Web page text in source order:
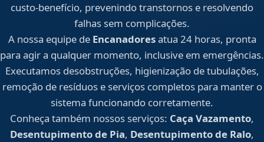
custo-benefício, prevenindo transtornos e resolvendo
falhas sem complicações.
A nossa equipe de Encanadoresatua 24 horas, pronta
para agir a qualquer momento, inclusive em emergências.
Executamos desobstruções, higienização de tubulações,
remoção de resíduos e serviços completos para manter o
sistema funcionando corretamente.
Conheça também nossos serviços: Caça Vazamento,
Desentupimento de Pia, Desentupimento de Ralo,